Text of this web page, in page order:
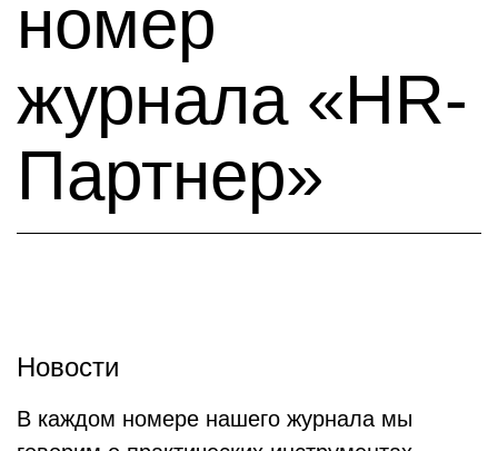
номер
журнала «HR-
Партнер»
Новости
В каждом номере нашего журнала мы